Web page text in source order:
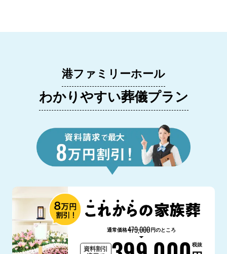
港ファミリーホール
わかりやすい葬儀プラン
通常価格479,000円のところ
資料割引
税抜